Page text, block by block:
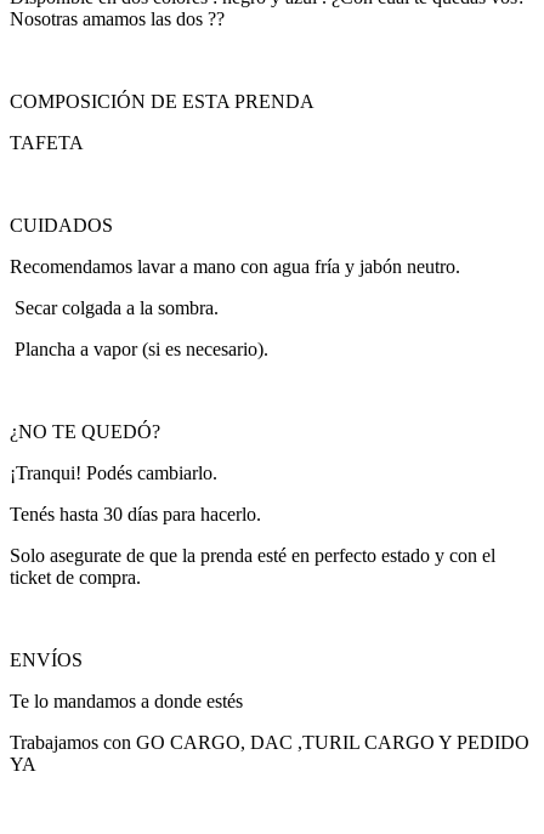
Nosotras amamos las dos ??
COMPOSICIÓN DE ESTA PRENDA
TAFETA
CUIDADOS
Recomendamos lavar a mano con agua fría y jabón neutro.
Secar colgada a la sombra.
Plancha a vapor (si es necesario).
¿NO TE QUEDÓ?
¡Tranqui! Podés cambiarlo.
Tenés hasta 30 días para hacerlo.
Solo asegurate de que la prenda esté en perfecto estado y con el
ticket de compra.
ENVÍOS
Te lo mandamos a donde estés
Trabajamos con GO CARGO, DAC ,TURIL CARGO Y PEDIDO
YA